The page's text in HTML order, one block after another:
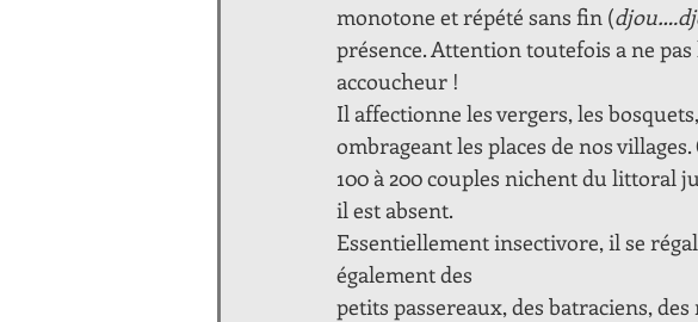
monotone et répété sans fin (
présence. Attention toutefois a ne
accoucheur !
Il affectionne les vergers, les
ombrageant les places de nos
100 à 200 couples nichent du littoral
il est absent.
Essentiellement insectivore, il se
également des
petits passereaux, des batraciens,